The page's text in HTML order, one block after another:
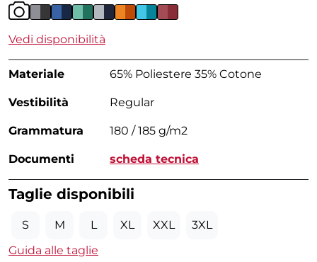
Vedi disponibilità
Materiale 65% Poliestere 35% Cotone
Vestibilità Regular
Grammatura 180 / 185 g/m2
Documenti scheda tecnica
Taglie disponibili
S M L XL XXL
3XL
Guida alle taglie